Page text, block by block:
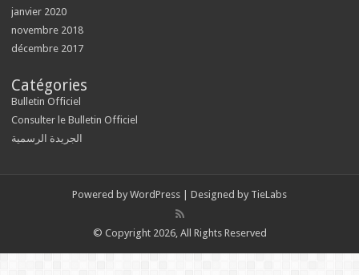
janvier 2020
novembre 2018
décembre 2017
Catégories
Bulletin Officiel
Consulter le Bulletin Officiel
الجريدة الرسمية
Powered by WordPress | Designed by TieLabs
© Copyright 2026, All Rights Reserved